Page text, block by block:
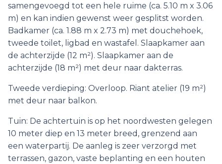
samengevoegd tot een hele ruime (ca. 5.10 m x 3.06
m) en kan indien gewenst weer gesplitst worden.
Badkamer (ca. 1.88 m x 2.73 m) met douchehoek,
tweede toilet, ligbad en wastafel. Slaapkamer aan
de achterzijde (12 m²). Slaapkamer aan de
achterzijde (18 m²) met deur naar dakterras.
Tweede verdieping: Overloop. Riant atelier (19 m²)
met deur naar balkon.
Tuin: De achtertuin is op het noordwesten gelegen
10 meter diep en 13 meter breed, grenzend aan
een waterpartij. De aanleg is zeer verzorgd met
terrassen, gazon, vaste beplanting en een houten